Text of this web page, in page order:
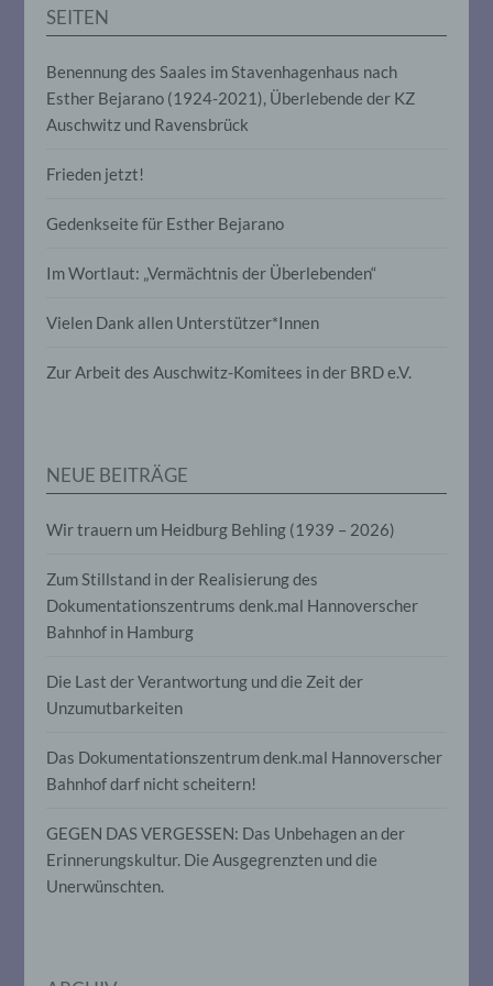
SEITEN
Benennung des Saales im Stavenhagenhaus nach
Esther Bejarano (1924-2021), Überlebende der KZ
Auschwitz und Ravensbrück
Frieden jetzt!
Gedenkseite für Esther Bejarano
Im Wortlaut: „Vermächtnis der Überlebenden“
Vielen Dank allen Unterstützer*Innen
Zur Arbeit des Auschwitz-Komitees in der BRD e.V.
NEUE BEITRÄGE
Wir trauern um Heidburg Behling (1939 – 2026)
Zum Stillstand in der Realisierung des
Dokumentationszentrums denk.mal Hannoverscher
Bahnhof in Hamburg
Die Last der Verantwortung und die Zeit der
Unzumutbarkeiten
Das Dokumentationszentrum denk.mal Hannoverscher
Bahnhof darf nicht scheitern!
GEGEN DAS VERGESSEN: Das Unbehagen an der
Erinnerungskultur. Die Ausgegrenzten und die
Unerwünschten.
Bereitstellung, den Abgleich oder die
Verknüpfung, die Einschränkung, das
Löschen oder die Vernichtung.
d) Einschränkung der Verarbeitung
Einschränkung der Verarbeitung ist die
personenbezogener Daten mit dem Ziel,
ihre künftige Verarbeitung einzuschränken.
personenbezogenen Daten verwendet
werden, um bestimmte persönliche
Person beziehen, zu bewerten,
insbesondere, um Aspekte bezüglich
Gesundheit, persönlicher Vorlieben,
Interessen, Zuverlässigkeit, Verhalten,
Aufenthaltsort oder Ortswechsel dieser
natürlichen Person zu analysieren oder
Pseudonymisierung ist die Verarbeitung
auf welche die personenbezogenen Daten
ohne Hinzuziehung zusätzlicher
Informationen nicht mehr einer
spezifischen betroffenen Person